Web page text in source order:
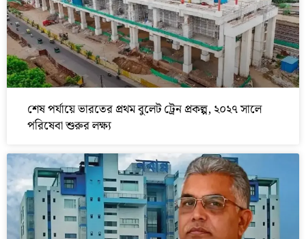
শেষ পর্যায়ে ভারতের প্রথম বুলেট ট্রেন প্রকল্প, ২০২৭ সালে
পরিষেবা শুরুর লক্ষ্য